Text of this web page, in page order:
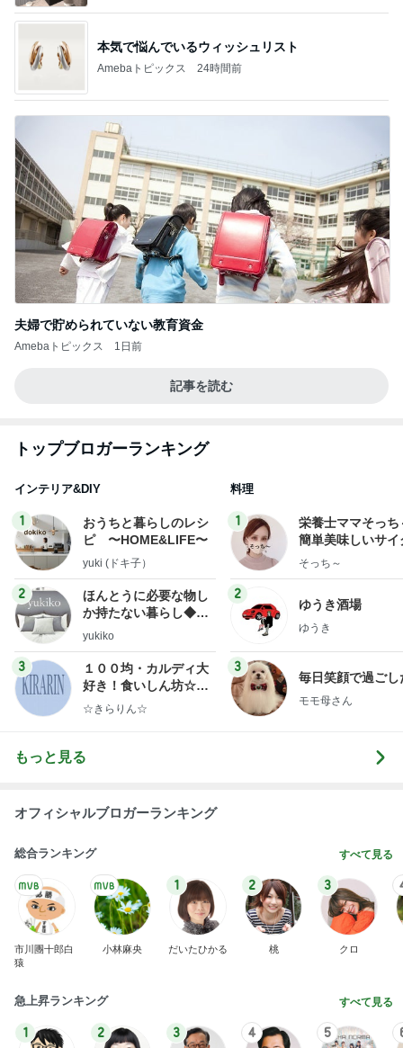
本気で悩んでいるウィッシュリスト
Amebaトピックス 24時間前
夫婦で貯められていない教育資金
Amebaトピックス 1日前
記事を読む
トップブロガーランキング
インテリア&DIY
1
おうちと暮らしのレシ
ピ 〜HOME&LIFE〜
yuki (ドキ子）
2
ほんとうに必要な物し
か持たない暮らし◆Ke
ep Life Simple◆〜イ
yukiko
3
１００均・カルディ大
好き！食いしん坊☆き
らりん☆のブログ
☆きらりん☆
料理
1
栄養士ママそっち
簡単美味しいサイ
献立
そっち～
2
ゆうき酒場
ゆうき
3
毎日笑顔で過ごし
モモ母さん
もっと見る
オフィシャルブロガーランキング
総合ランキング すべて見る
市川團十郎白
猿
小林麻央
1
だいたひかる
2
桃
3
クロ
急上昇ランキング すべて見る
1 2 3 4 5